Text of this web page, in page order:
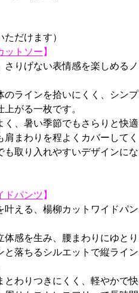
だけます）
ットソー 】
さりげない表情感を楽しめるノ
のラインを拾いにくく、シンプ
がる一枚です。
く、暑い季節でもさらりと快適
まわりを程よくカバーしてく
取り入れやすいデザインにな
ドパンツ 】
える、楊柳カットワイドパン
感を生み、腰まわりにゆとり
と落ちるシルエットで縦ライン
とわりつきにくく、軽やかで快